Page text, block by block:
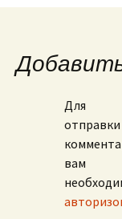
Для
отправки
вам